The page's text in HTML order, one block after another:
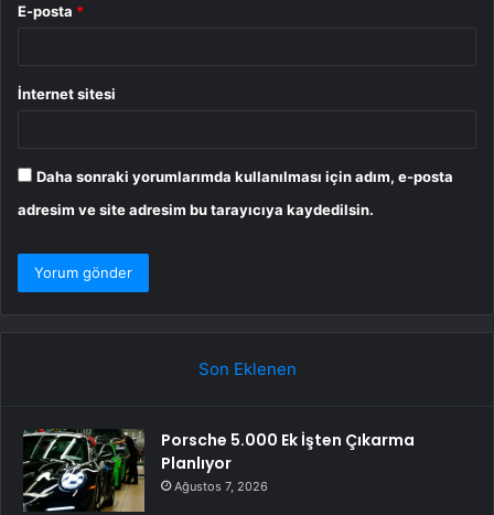
E-posta *
İnternet sitesi
Daha sonraki yorumlarımda kullanılması için adım, e-posta
adresim ve site adresim bu tarayıcıya kaydedilsin.
Son Eklenen
Porsche 5.000 Ek İşten Çıkarma
Planlıyor
Ağustos 7, 2026